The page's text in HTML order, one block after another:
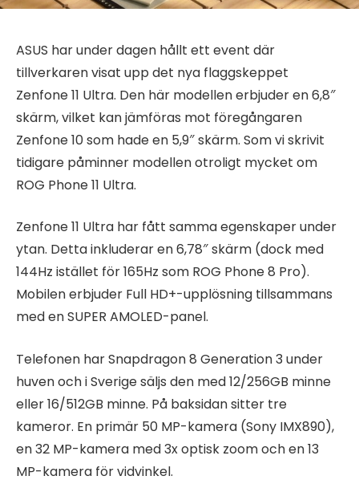
ASUS har under dagen hållt ett event där
tillverkaren visat upp det nya flaggskeppet
Zenfone 11 Ultra. Den här modellen erbjuder en 6,8″
skärm, vilket kan jämföras mot föregångaren
Zenfone 10 som hade en 5,9″ skärm. Som vi skrivit
tidigare påminner modellen otroligt mycket om
ROG Phone 11 Ultra.
Zenfone 11 Ultra har fått samma egenskaper under
ytan. Detta inkluderar en 6,78″ skärm (dock med
144Hz istället för 165Hz som ROG Phone 8 Pro).
Mobilen erbjuder Full HD+-upplösning tillsammans
med en SUPER AMOLED-panel.
Telefonen har Snapdragon 8 Generation 3 under
huven och i Sverige säljs den med 12/256GB minne
eller 16/512GB minne. På baksidan sitter tre
kameror. En primär 50 MP-kamera (Sony IMX890),
en 32 MP-kamera med 3x optisk zoom och en 13
MP-kamera för vidvinkel.